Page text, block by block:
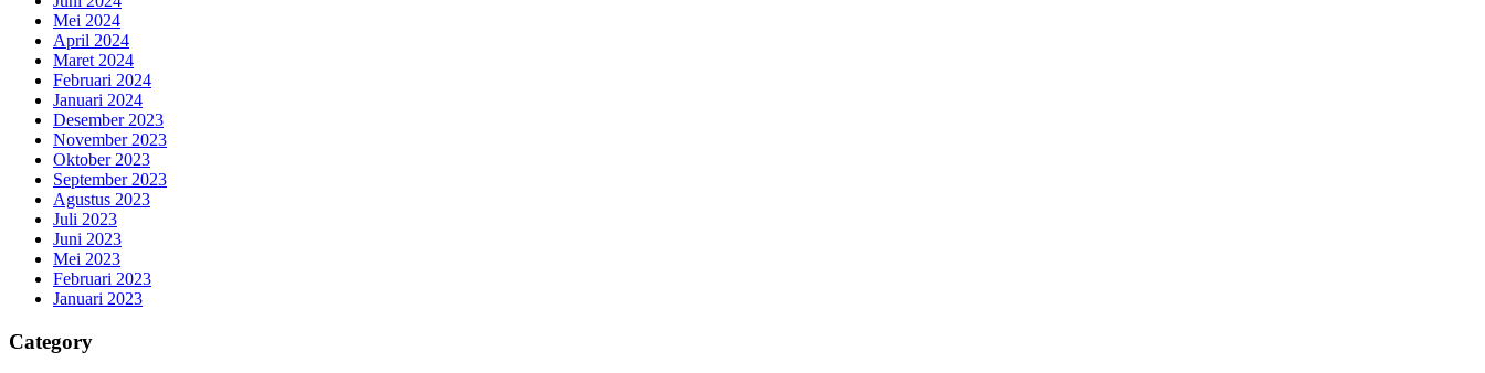
Mei 2024
April 2024
Maret 2024
Februari 2024
Januari 2024
Desember 2023
November 2023
Oktober 2023
September 2023
Agustus 2023
Juli 2023
Juni 2023
Mei 2023
Februari 2023
Januari 2023
Category